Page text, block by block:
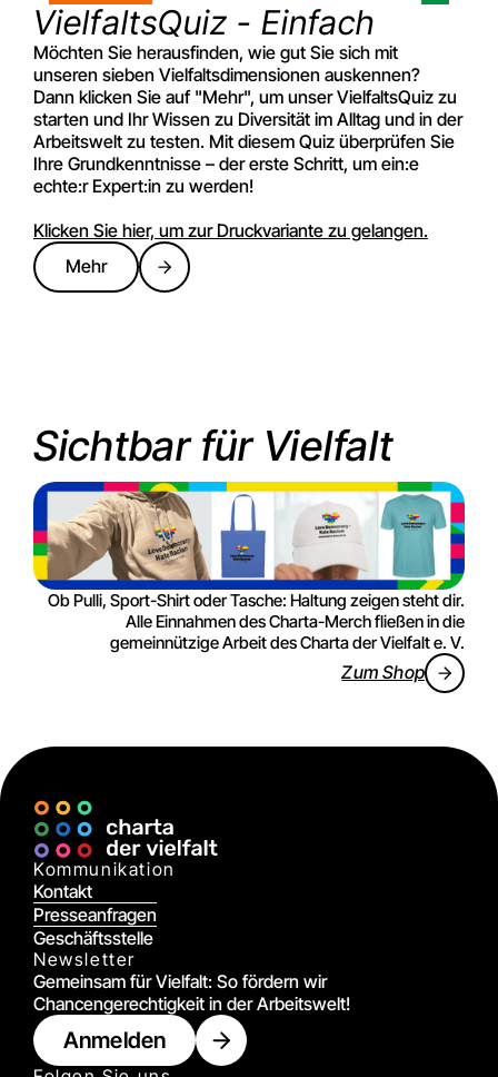
VielfaltsQuiz - Einfach
Möchten Sie herausfinden, wie gut Sie sich mit
unseren sieben Vielfaltsdimensionen auskennen?
Dann klicken Sie auf "Mehr", um unser VielfaltsQuiz zu
starten und Ihr Wissen zu Diversität im Alltag und in der
Arbeitswelt zu testen. Mit diesem Quiz überprüfen Sie
Ihre Grundkenntnisse – der erste Schritt, um ein:e
echte:r Expert:in zu werden!
Klicken Sie hier, um zur Druckvariante zu gelangen.
Mehr
Sichtbar für Vielfalt
Ob Pulli, Sport-Shirt oder Tasche: Haltung zeigen steht dir.
Alle Einnahmen des Charta-Merch fließen in die
gemeinnützige Arbeit des Charta der Vielfalt e. V.
Zum Shop
Kommunikation
Kontakt
Presseanfragen
Geschäftsstelle
Newsletter
Gemeinsam für Vielfalt: So fördern wir
Chancengerechtigkeit in der Arbeitswelt!
Anmelden